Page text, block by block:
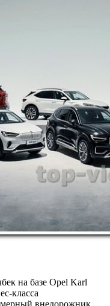
на базе Opel Karl
класса
внедорожник